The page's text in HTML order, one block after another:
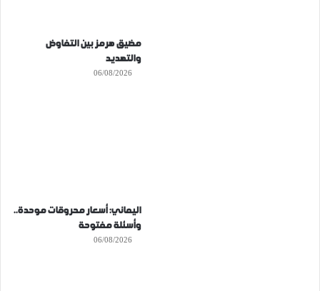
مضيق هرمز بين التفاوض
والتهديد
06/08/2026
اليماني: أسعار محروقات موحدة..
وأسئلة مفتوحة
06/08/2026